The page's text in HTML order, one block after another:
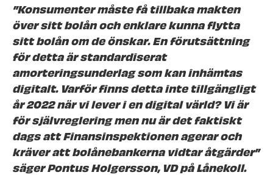
”Konsumenter måste få tillbaka makten
över sitt bolån och enklare kunna flytta
sitt bolån om de önskar. En förutsättning
för detta är standardiserat
amorteringsunderlag som kan inhämtas
digitalt. Varför finns detta inte tillgängligt
år 2022 när vi lever i en digital värld? Vi är
för självreglering men nu är det faktiskt
dags att Finansinspektionen agerar och
kräver att bolånebankerna vidtar åtgärder”
säger Pontus Holgersson, VD på Lånekoll.